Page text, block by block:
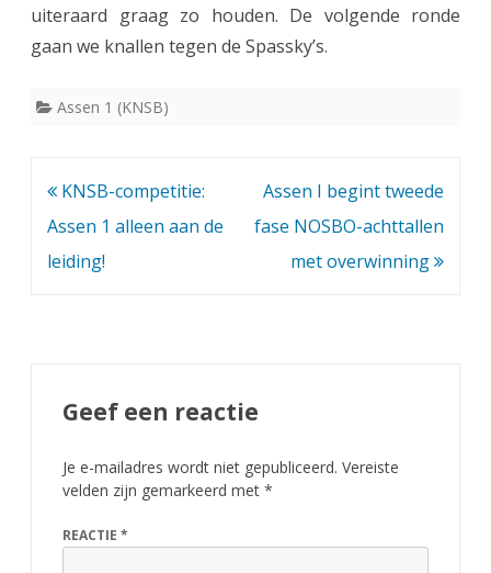
uiteraard graag zo houden. De volgende ronde
gaan we knallen tegen de Spassky’s.
Assen 1 (KNSB)
Bericht
navigatie
KNSB-competitie:
Assen 1 alleen aan de
leiding!
Assen I begint tweede
fase NOSBO-achttallen
met overwinning
Geef een reactie
Je e-mailadres wordt niet gepubliceerd. Vereiste
velden zijn gemarkeerd met *
REACTIE *